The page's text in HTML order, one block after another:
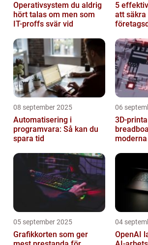
Operativsystem du aldrig
hört talas om men som
IT-proffs svär vid
5
att säkra
08 september 2025
Automatisering i
programvara: Så kan du
spara tid
06
3D-
05 september 2025
Grafikkorten som ger
04
OpenAI